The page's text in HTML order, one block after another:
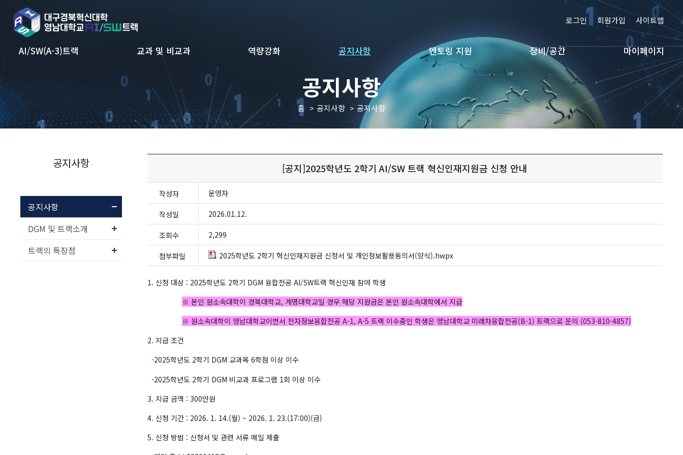
AI/SW(A-3)트랙 교과 및 비교과 역량강화 공지사항 멘토링 지원 장비/공간 마이페이지
로그인 회원가입 사이트맵
공지사항
홈 공지사항 공지사항
공지사항
공지사항
DGM 및 트랙소개
트랙의 특장점
[공지]2025학년도 2학기 AI/SW 트랙 혁신인재지원금 신청 안내
작성자 운영자
작성일 2026.01.12.
조회수 2,299
첨부파일 2025학년도 2학기 혁신인재지원금 신청서 및 개인정보활용동의서(양식).hwpx
1. 신청 대상 : 2025학년도 2학기 DGM 융합전공 AI/SW트랙 혁신인재 참여 학생
※ 본인 원소속대학이 경북대학교, 계명대학교일 경우 해당 지원금은 본인 원소속대학에서 지급
※ 원소속대학이 영남대학교이면서 전자정보융합전공 A-1, A-5 트랙 이수중인 학생은 영남대학교 미래차융합전공(B-1) 트랙으로 문의 (053-810-4857)
2. 지급 조건
-2025학년도 2학기 DGM 교과목 6학점 이상 이수
-2025학년도 2학기 DGM 비교과 프로그램 1회 이상 이수
3. 지급 금액 : 300만원
4. 신청 기간 : 2026. 1. 14.(월) ~ 2026. 1. 23.(17:00)(금)
5. 신청 방법 : 신청서 및 관련 서류 메일 제출